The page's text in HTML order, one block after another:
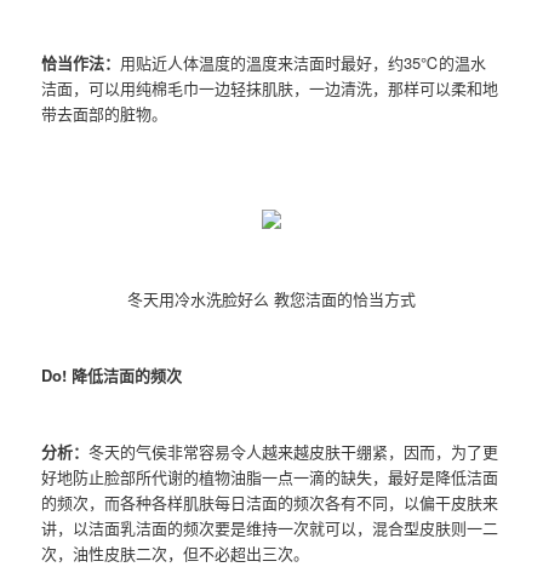
恰当作法： 用贴近人体温度的溫度来洁面时最好，约35℃的温水
洁面，可以用纯棉毛巾一边轻抹肌肤，一边清洗，那样可以柔和地
带去面部的脏物。
冬天用冷水洗脸好么 教您洁面的恰当方式
Do! 降低洁面的频次
分析：冬天的气侯非常容易令人越来越皮肤干绷紧，因而，为了更
好地防止脸部所代谢的植物油脂一点一滴的缺失，最好是降低洁面
的频次，而各种各样肌肤每日洁面的频次各有不同，以偏干皮肤来
讲，以洁面乳洁面的频次要是维持一次就可以，混合型皮肤则一二
次，油性皮肤二次，但不必超出三次。